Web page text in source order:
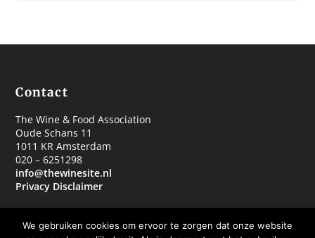
Contact
The Wine & Food Association
Oude Schans 11
1011 KR Amsterdam
020 – 6251298
info@thewinesite.nl
Privacy Disclaimer
We gebruiken cookies om ervoor te zorgen dat onze website